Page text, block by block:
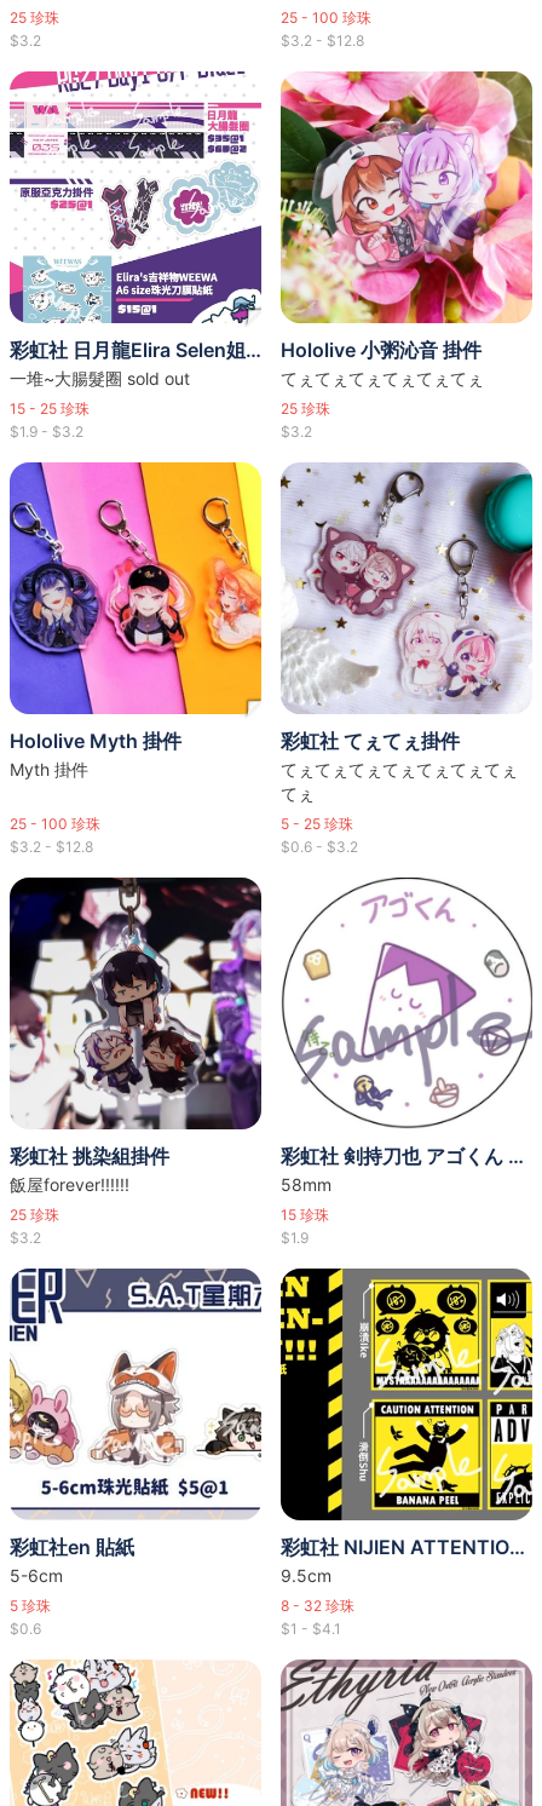
25 珍珠
$3.2
25 - 100 珍珠
$3.2 - $12.8
彩虹社 日月龍Elira Selen姐妹
一堆~大腸髮圈 sold out
15 - 25 珍珠
$1.9 - $3.2
Hololive 小粥沁音 掛件
てぇてぇてぇてぇてぇてぇ
25 珍珠
$3.2
Hololive Myth 掛件
Myth 掛件
25 - 100 珍珠
$3.2 - $12.8
彩虹社 てぇてぇ掛件
てぇてぇてぇてぇてぇてぇてぇ
てぇ
5 - 25 珍珠
$0.6 - $3.2
彩虹社 挑染組掛件
飯屋forever!!!!!!
25 珍珠
$3.2
彩虹社 剣持刀也 アゴくん 襟章
58mm
15 珍珠
$1.9
彩虹社en 貼紙
5-6cm
5 珍珠
$0.6
彩虹社 NIJIEN ATTENTION!!! 正方貼紙
9.5cm
8 - 32 珍珠
$1 - $4.1